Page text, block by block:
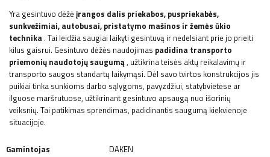
Yra gesintuvo dėžė įrangos dalis priekabos, puspriekabės,
sunkvežimiai, autobusai, pristatymo mašinos ir žemės ūkio
technika . Tai leidžia saugiai laikyti gesintuvą ir nedelsiant prie jo prieiti
kilus gaisrui. Gesintuvo dėžės naudojimas padidina transporto
priemonių naudotojų saugumą, užtikrina teisės aktų reikalavimų ir
transporto saugos standartų laikymąsi. Dėl savo tvirtos konstrukcijos jis
puikiai tinka sunkioms darbo sąlygoms, pavyzdžiui, statybvietėse ar
ilguose maršrutuose, užtikrinant gesintuvo apsaugą nuo išorinių
veiksnių. Tai patikimas sprendimas, padidinantis saugumą kiekvienoje
situacijoje.
Gamintojas
DAKEN